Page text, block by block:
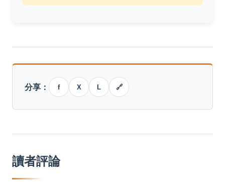
分享： f X L 🔗
讀者評論